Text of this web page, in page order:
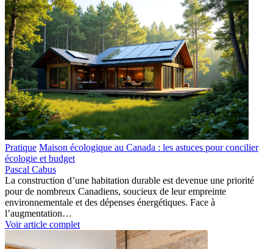
Pratique Maison écologique au Canada : les astuces pour concilier
écologie et budget
Pascal Cabus
La construction d’une habitation durable est devenue une priorité
pour de nombreux Canadiens, soucieux de leur empreinte
environnementale et des dépenses énergétiques. Face à
l’augmentation…
Voir article complet